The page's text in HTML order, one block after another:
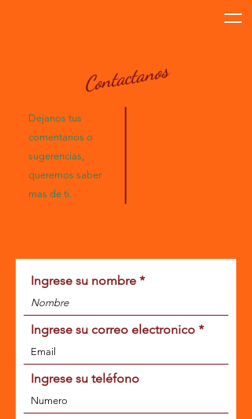
Contactanos
Dejanos tus
comentarios o
sugerencias,
queremos saber
mas de ti.
Ingrese su nombre
Ingrese su correo electronico
Ingrese su teléfono